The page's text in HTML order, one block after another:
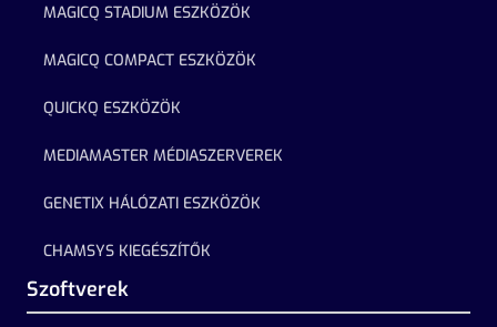
MAGICQ STADIUM ESZKÖZÖK
MAGICQ COMPACT ESZKÖZÖK
QUICKQ ESZKÖZÖK
MEDIAMASTER MÉDIASZERVEREK
GENETIX HÁLÓZATI ESZKÖZÖK
CHAMSYS KIEGÉSZÍTŐK
Szoftverek